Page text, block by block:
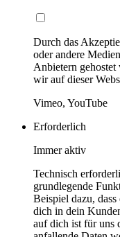
Durch das
oder andere
Anbietern
wir auf dieser
Vimeo, YouTube
Erforderlich
Immer aktiv
Technisch
grundlegende
Beispiel dazu,
dich in dein
auf dich ist für uns